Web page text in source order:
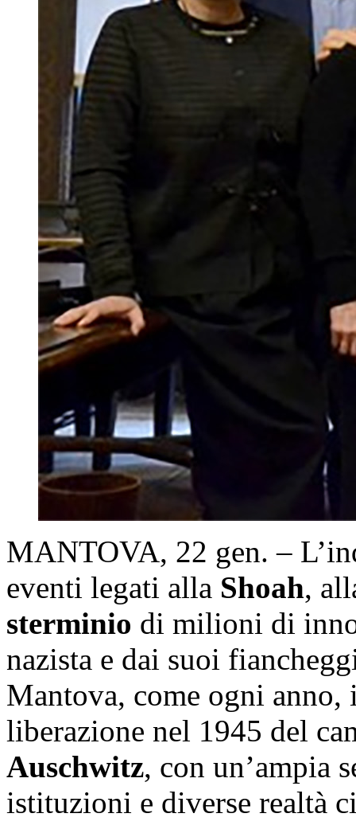
MANTOVA, 22 gen. –
eventi legati alla Shoah,
sterminio di milioni di
nazista e dai suoi
Mantova, come ogni
liberazione nel 1945 del
Auschwitz, con un’ampia
istituzioni e diverse realtà